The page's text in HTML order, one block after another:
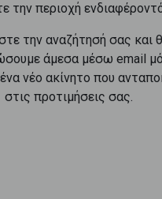
την περιοχή
την αναζήτησή σας και
άμεσα μέσω email
νέο ακίνητο που
στις προτιμήσεις σας.